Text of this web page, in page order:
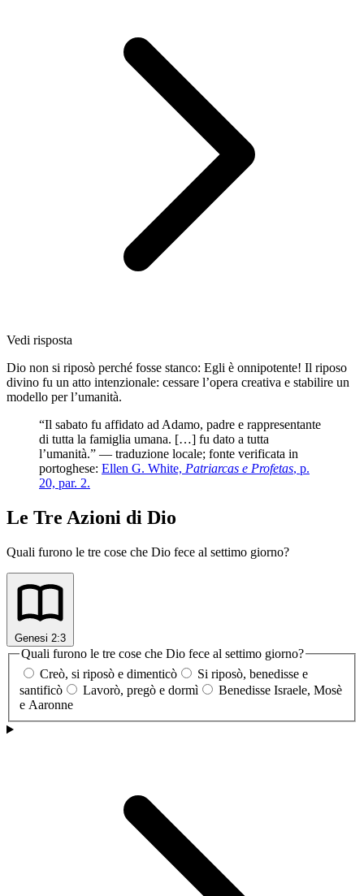
Vedi risposta
Dio non si riposò perché fosse stanco: Egli è onnipotente! Il riposo
divino fu un atto intenzionale: cessare l’opera creativa e stabilire un
modello per l’umanità.
“Il sabato fu affidato ad Adamo, padre e rappresentante
di tutta la famiglia umana. […] fu dato a tutta
l’umanità.” — traduzione locale; fonte verificata in
portoghese: Ellen G. White, Patriarcas e Profetas, p.
20, par. 2.
Le Tre Azioni di Dio
Quali furono le tre cose che Dio fece al settimo giorno?
Genesi 2:3
Quali furono le tre cose che Dio fece al settimo giorno?
Creò, si riposò e dimenticò
Si riposò, benedisse e
santificò
Lavorò, pregò e dormì
Benedisse Israele, Mosè
e Aaronne